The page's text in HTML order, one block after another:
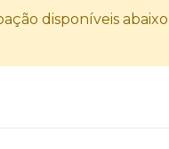
disponíveis